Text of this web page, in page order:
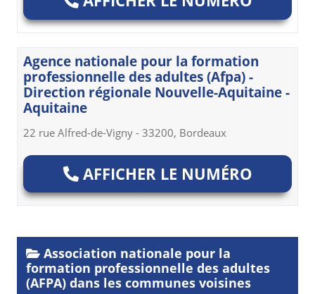
Agence nationale pour la formation
professionnelle des adultes (Afpa) -
Direction régionale Nouvelle-Aquitaine -
Aquitaine
22 rue Alfred-de-Vigny - 33200, Bordeaux
AFFICHER LE NUMÉRO
Association nationale pour la
formation professionnelle des adultes
(AFPA) dans les communes voisines